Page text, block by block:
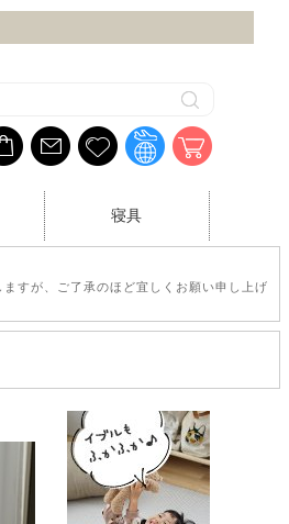
寝具
すが、ご了承のほど宜しくお願い申し上げ